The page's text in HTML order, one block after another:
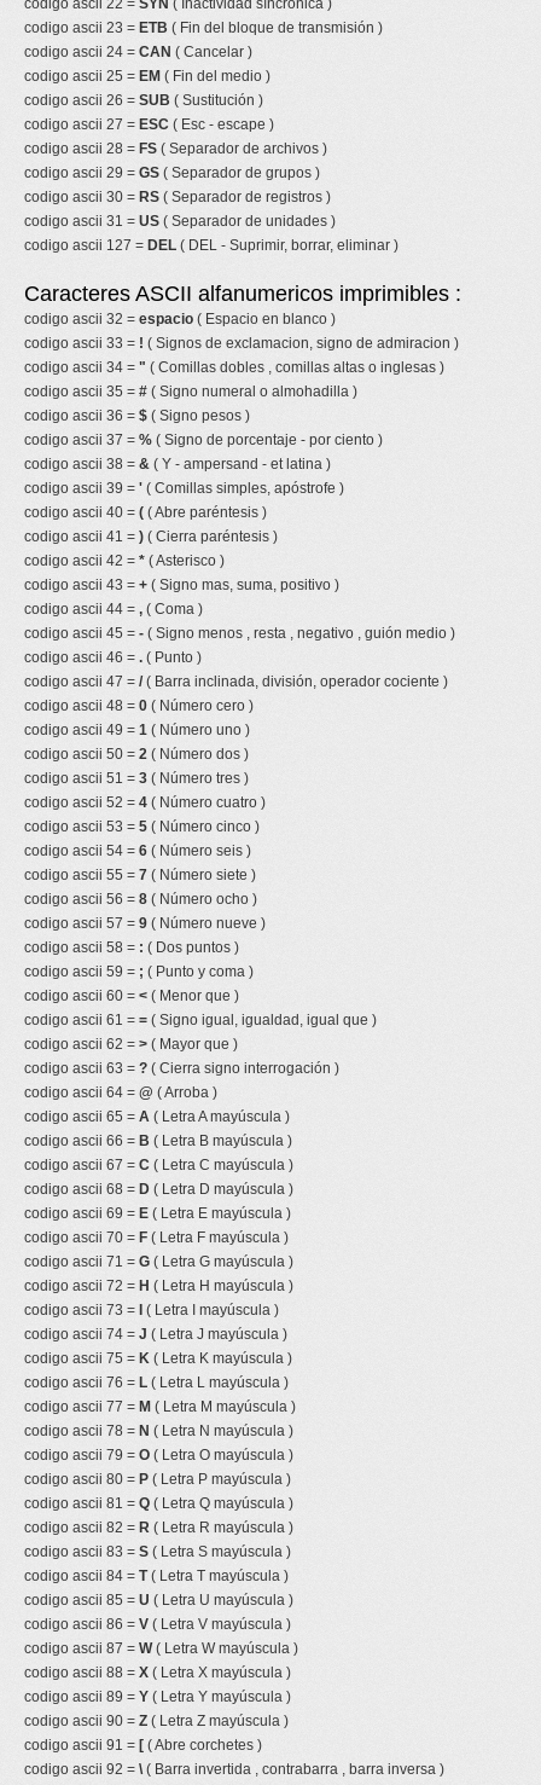
codigo ascii 22 = SYN ( Inactividad síncronica )
codigo ascii 23 = ETB ( Fin del bloque de transmisión )
codigo ascii 24 = CAN ( Cancelar )
codigo ascii 25 = EM ( Fin del medio )
codigo ascii 26 = SUB ( Sustitución )
codigo ascii 27 = ESC ( Esc - escape )
codigo ascii 28 = FS ( Separador de archivos )
codigo ascii 29 = GS ( Separador de grupos )
codigo ascii 30 = RS ( Separador de registros )
codigo ascii 31 = US ( Separador de unidades )
codigo ascii 127 = DEL ( DEL - Suprimir, borrar, eliminar )
Caracteres ASCII alfanumericos imprimibles :
codigo ascii 32 = espacio ( Espacio en blanco )
codigo ascii 33 = ! ( Signos de exclamacion, signo de admiracion )
codigo ascii 34 = " ( Comillas dobles , comillas altas o inglesas )
codigo ascii 35 = # ( Signo numeral o almohadilla )
codigo ascii 36 = $ ( Signo pesos )
codigo ascii 37 = % ( Signo de porcentaje - por ciento )
codigo ascii 38 = & ( Y - ampersand - et latina )
codigo ascii 39 = ' ( Comillas simples, apóstrofe )
codigo ascii 40 = ( ( Abre paréntesis )
codigo ascii 41 = ) ( Cierra paréntesis )
codigo ascii 42 = * ( Asterisco )
codigo ascii 43 = + ( Signo mas, suma, positivo )
codigo ascii 44 = , ( Coma )
codigo ascii 45 = - ( Signo menos , resta , negativo , guión medio )
codigo ascii 46 = . ( Punto )
codigo ascii 47 = /( Barra inclinada, división, operador cociente )
codigo ascii 48 = 0 ( Número cero )
codigo ascii 49 = 1 ( Número uno )
codigo ascii 50 = 2 ( Número dos )
codigo ascii 51 = 3 ( Número tres )
codigo ascii 52 = 4 ( Número cuatro )
codigo ascii 53 = 5 ( Número cinco )
codigo ascii 54 = 6 ( Número seis )
codigo ascii 55 = 7 ( Número siete )
codigo ascii 56 = 8 ( Número ocho )
codigo ascii 57 = 9 ( Número nueve )
codigo ascii 58 = : ( Dos puntos )
codigo ascii 59 = ; ( Punto y coma )
codigo ascii 60 = < ( Menor que )
codigo ascii 61 = = ( Signo igual, igualdad, igual que )
codigo ascii 62 = > ( Mayor que )
codigo ascii 63 = ? ( Cierra signo interrogación )
codigo ascii 64 = @ ( Arroba )
codigo ascii 65 = A ( Letra A mayúscula )
codigo ascii 66 = B ( Letra B mayúscula )
codigo ascii 67 = C ( Letra C mayúscula )
codigo ascii 68 = D ( Letra D mayúscula )
codigo ascii 69 = E ( Letra E mayúscula )
codigo ascii 70 = F ( Letra F mayúscula )
codigo ascii 71 = G ( Letra G mayúscula )
codigo ascii 72 = H ( Letra H mayúscula )
codigo ascii 73 =
( Letra I mayúscula )
codigo ascii 74 = J ( Letra J mayúscula )
codigo ascii 75 = K ( Letra K mayúscula )
codigo ascii 76 = L ( Letra L mayúscula )
codigo ascii 77 = M ( Letra M mayúscula )
codigo ascii 78 = N ( Letra N mayúscula )
codigo ascii 79 = O ( Letra O mayúscula )
codigo ascii 80 = P ( Letra P mayúscula )
codigo ascii 81 = Q ( Letra Q mayúscula )
codigo ascii 82 = R ( Letra R mayúscula )
codigo ascii 83 = S ( Letra S mayúscula )
codigo ascii 84 = T( Letra T mayúscula )
codigo ascii 85 = U ( Letra U mayúscula )
codigo ascii 86 = V ( Letra V mayúscula )
codigo ascii 87 = W( Letra W mayúscula )
codigo ascii 88 = X ( Letra X mayúscula )
codigo ascii 89 = Y ( Letra Y mayúscula )
codigo ascii 90 = Z ( Letra Z mayúscula )
codigo ascii 91 = [ ( Abre corchetes )
codigo ascii 92 = \( Barra invertida , contrabarra , barra inversa )